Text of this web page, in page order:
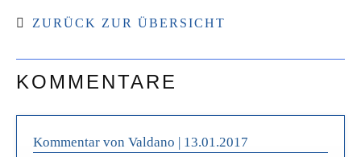
ZURÜCK ZUR ÜBERSICHT
KOMMENTARE
Kommentar von Valdano | 13.01.2017